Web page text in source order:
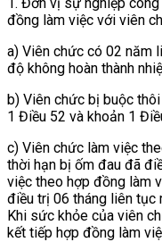
đồng làm việc với viên
a) Viên chức có 02 năm
độ không hoàn thành
b) Viên chức bị buộc
1 Điều 52 và khoản 1
c) Viên chức làm việc
thời hạn bị ốm đau đã
việc theo hợp đồng làm
điều trị 06 tháng liên tục
Khi sức khỏe của viên
kết tiếp hợp đồng làm